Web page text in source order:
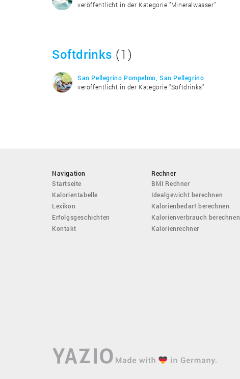
veröffentlicht in der Kategorie "Mineralwasser"
Softdrinks (1)
San Pellegrino Pompelmo, San Pellegrino
veröffentlicht in der Kategorie "Softdrinks"
Navigation
Startseite
Kalorientabelle
Lexikon
Erfolgsgeschichten
Kontakt
Rechner
BMI Rechner
Idealgewicht berechnen
Kalorienbedarf berechnen
Kalorienverbrauch berechnen
Kalorienrechner